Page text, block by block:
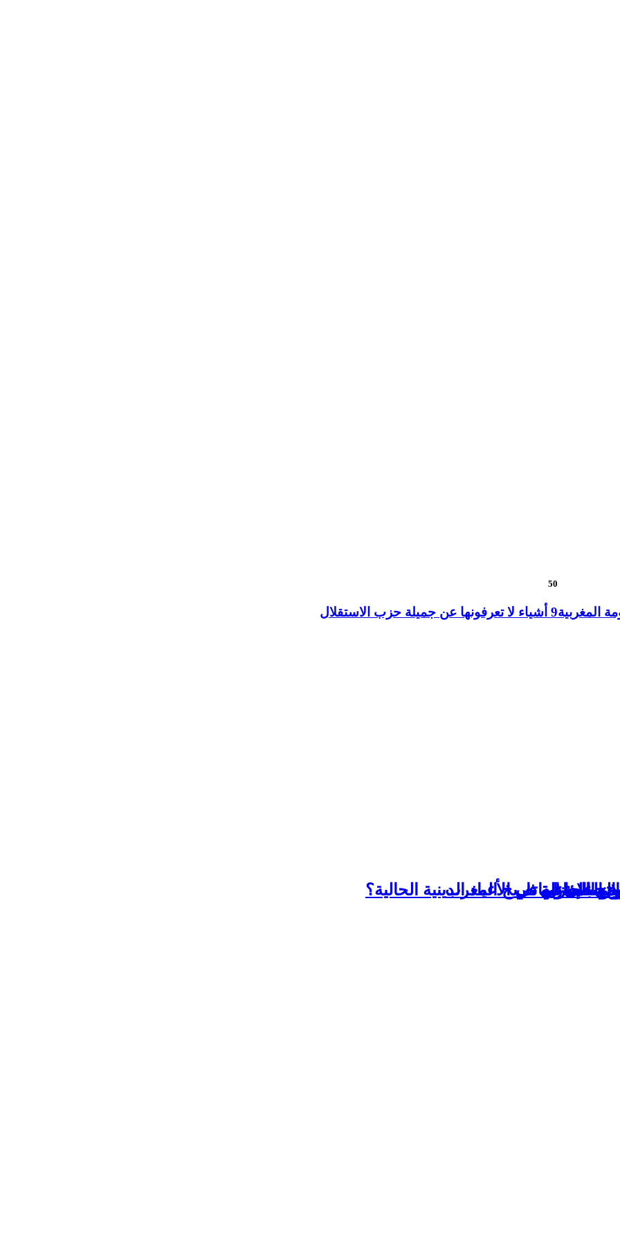
المغربية
50
9 أشياء لا تعرفونها عن جميلة حزب الاستقلال
على الهاتففي الأعياد الدينية الحالية؟